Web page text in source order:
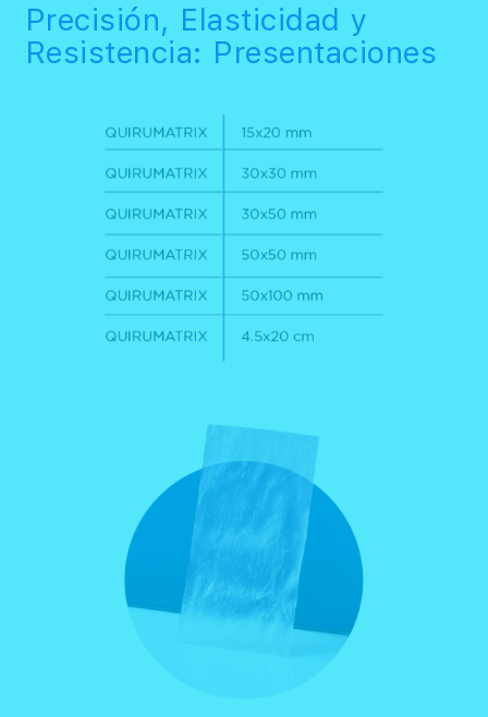
Precisión, Elasticidad y
Resistencia: Presentaciones